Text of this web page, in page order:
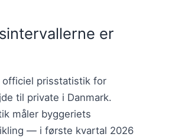
er
officiel prisstatistik for
til private i Danmark.
måler byggeriets
— i første kvartal 2026